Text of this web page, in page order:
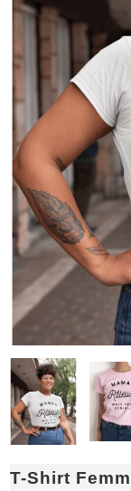
T-Shirt